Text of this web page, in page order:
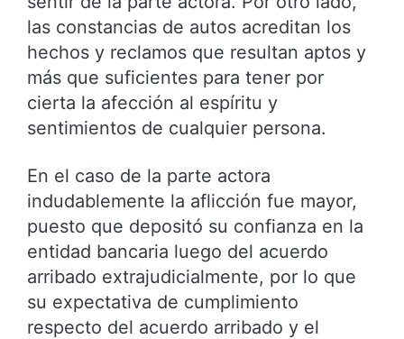
las constancias de autos acreditan los
hechos y reclamos que resultan aptos y
más que suficientes para tener por
cierta la afección al espíritu y
sentimientos de cualquier persona.
En el caso de la parte actora
indudablemente la aflicción fue mayor,
puesto que depositó su confianza en la
entidad bancaria luego del acuerdo
arribado extrajudicialmente, por lo que
su expectativa de cumplimiento
respecto del acuerdo arribado y el